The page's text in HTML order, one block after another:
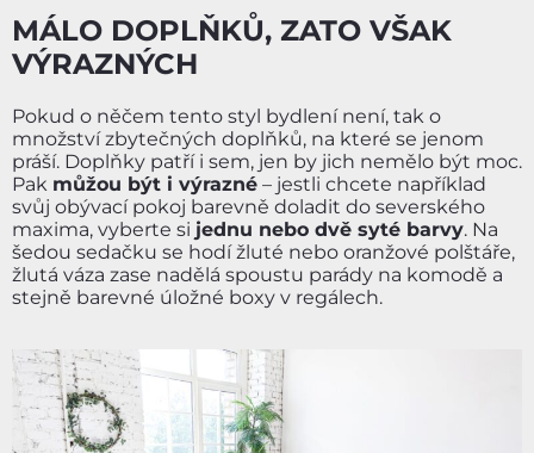
MÁLO DOPLŇKŮ, ZATO VŠAK
VÝRAZNÝCH
Pokud o něčem tento styl bydlení není, tak o
množství zbytečných doplňků, na které se jenom
práší. Doplňky patří i sem, jen by jich nemělo být moc.
Pak můžou být i výrazné – jestli chcete například
svůj obývací pokoj barevně doladit do severského
maxima, vyberte si jednu nebo dvě syté barvy. Na
šedou sedačku se hodí žluté nebo oranžové polštáře,
žlutá váza zase nadělá spoustu parády na komodě a
stejně barevné úložné boxy v regálech.